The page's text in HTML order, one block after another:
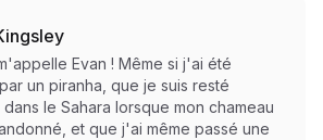
Evan ! Même si j'ai été
un piranha, que je suis resté
le Sahara lorsque mon chameau
et que j'ai même passé une